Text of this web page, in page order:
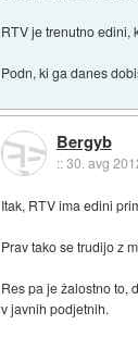
RTV je trenutno edini,
Podn, ki ga danes
Bergyb
::30. avg
Itak, RTV ima edini
Prav tako se trudijo z
Res pa je žalostno to,
v javnih podjetnih.